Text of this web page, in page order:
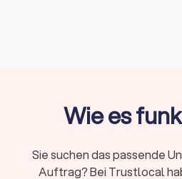
Versicherungen, für Rente &
die Unternehmensberatung auf
besten Finanzberater in Heidenau
Wie es
Sie suchen das passende
Auftrag? Bei Trustlocal